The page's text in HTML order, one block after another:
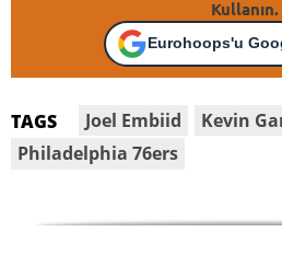
Kullanın.
Eurohoops'u
TAGS Joel Embiid Kevin
Philadelphia 76ers